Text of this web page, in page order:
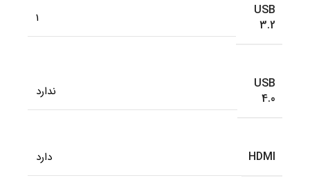
USB
3.2
1
USB
4.0
ندارد
HDMI دارد